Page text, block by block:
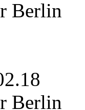
Berlin
Berlin